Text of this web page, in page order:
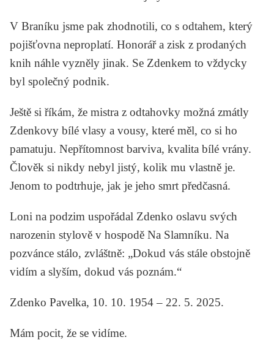
V Braníku jsme pak zhodnotili, co s odtahem, který
pojišťovna neproplatí. Honorář a zisk z prodaných
knih náhle vyzněly jinak. Se Zdenkem to vždycky
byl společný podnik.
Ještě si říkám, že mistra z odtahovky možná zmátly
Zdenkovy bílé vlasy a vousy, které měl, co si ho
pamatuju. Nepřítomnost barviva, kvalita bílé vrány.
Člověk si nikdy nebyl jistý, kolik mu vlastně je.
Jenom to podtrhuje, jak je jeho smrt předčasná.
Loni na podzim uspořádal Zdenko oslavu svých
narozenin stylově v hospodě Na Slamníku. Na
pozvánce stálo, zvláštně: „Dokud vás stále obstojně
vidím a slyším, dokud vás poznám.“
Zdenko Pavelka, 10. 10. 1954 – 22. 5. 2025.
Mám pocit, že se vidíme.